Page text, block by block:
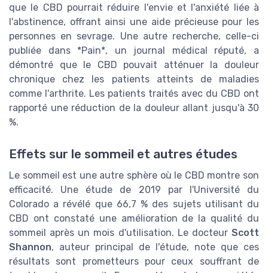
que le CBD pourrait réduire l'envie et l'anxiété liée à
l'abstinence, offrant ainsi une aide précieuse pour les
personnes en sevrage. Une autre recherche, celle-ci
publiée dans *Pain*, un journal médical réputé, a
démontré que le CBD pouvait atténuer la douleur
chronique chez les patients atteints de maladies
comme l'arthrite. Les patients traités avec du CBD ont
rapporté une réduction de la douleur allant jusqu'à 30
%.
Effets sur le sommeil et autres études
Le sommeil est une autre sphère où le CBD montre son
efficacité. Une étude de 2019 par l'Université du
Colorado a révélé que 66,7 % des sujets utilisant du
CBD ont constaté une amélioration de la qualité du
sommeil après un mois d'utilisation. Le docteur Scott
Shannon, auteur principal de l'étude, note que ces
résultats sont prometteurs pour ceux souffrant de